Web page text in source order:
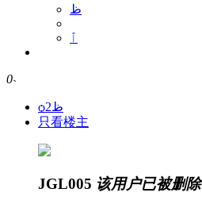
ظ
ٱ
0˴
ѻظ2
只看楼主
JGL005 该用户已被删除